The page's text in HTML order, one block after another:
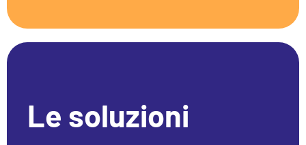
Le soluzioni